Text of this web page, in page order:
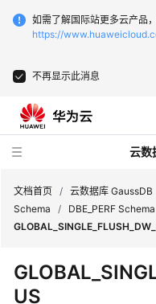
如需了解国际站更多云产品
https://
不再显示此消息
云数
动
态
文档首页 / 云数据库 GaussDB
Schema
/ DBE_PERF Schema
US